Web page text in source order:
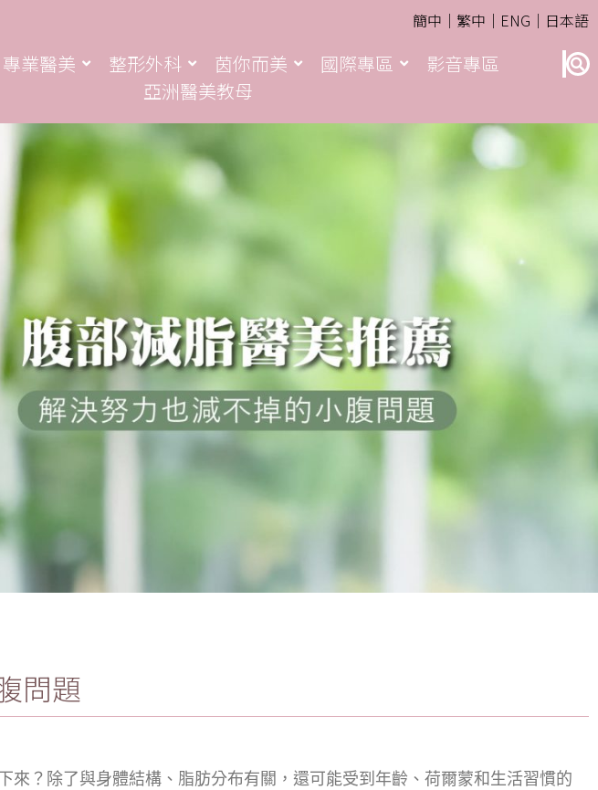
簡中｜ 繁中｜ ENG｜ 日本語
專業醫美 整形外科 茵你而美 國際專區
影音專區
亞洲醫美教母
問題
？除了與身體結構、脂肪分布有關，還可能受到年齡、荷爾蒙和生活習慣的